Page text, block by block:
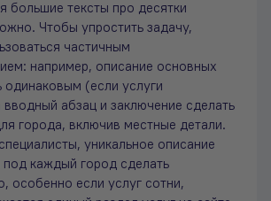
большие тексты про десятки
Чтобы упростить задачу,
частичным
например, описание основных
одинаковым (если услуги
вводный абзац и заключение сделать
города, включив местные детали.
уникальное описание
под каждый город сделать
особенно если услуг сотни,